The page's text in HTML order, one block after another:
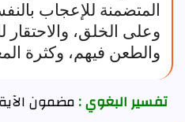
المتضمنة للإعجاب
وعلى الخلق، والاحتقار
والطعن فيهم، وكثرة
تفسير البغوي :مضمون الآية 13 من سورة القلم